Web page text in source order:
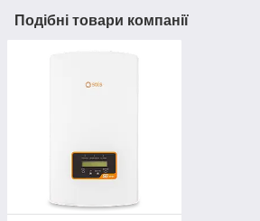
Подібні товари компанії